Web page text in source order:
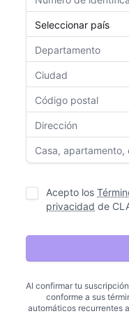
Acepto los
privacidad de
Al confirmar tu
conforme a sus
automáticos recurrentes